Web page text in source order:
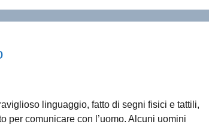
linguaggio, fatto di segni fisici e tattili,
per comunicare con l’uomo. Alcuni uomini